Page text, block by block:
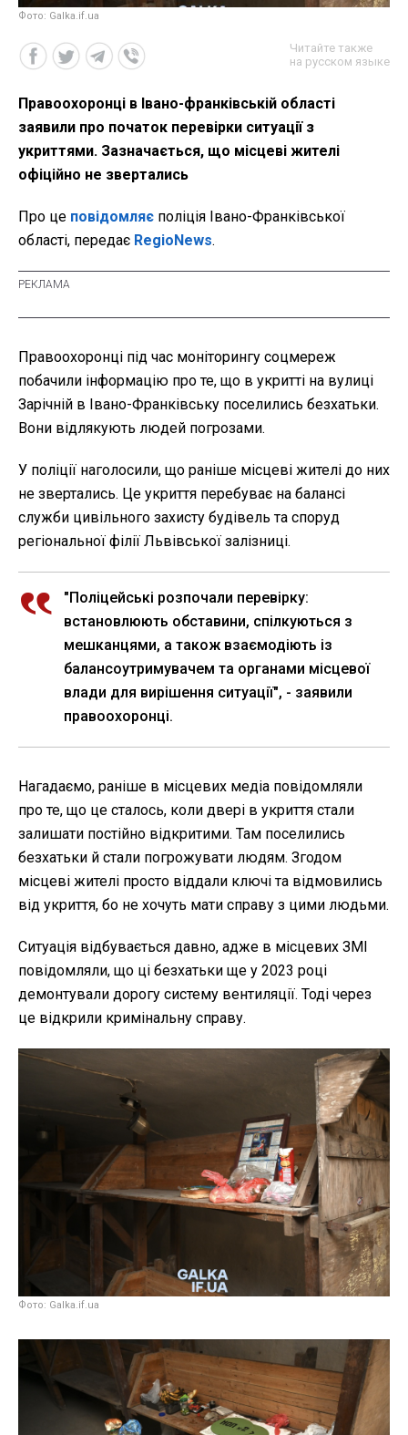
Фото: Galka.if.ua
Читайте также
на русском языке
Правоохоронці в Івано-франківській області
заявили про початок перевірки ситуації з
укриттями. Зазначається, що місцеві жителі
офіційно не звертались
Про це повідомляє поліція Івано-Франківської
області, передає RegioNews.
Правоохоронці під час моніторингу соцмереж
побачили інформацію про те, що в укритті на вулиці
Зарічній в Івано-Франківську поселились безхатьки.
Вони відлякують людей погрозами.
У поліції наголосили, що раніше місцеві жителі до них
не звертались. Це укриття перебуває на балансі
служби цивільного захисту будівель та споруд
регіональної філії Львівської залізниці.
"Поліцейські розпочали перевірку:
встановлюють обставини, спілкуються з
мешканцями, а також взаємодіють із
балансоутримувачем та органами місцевої
влади для вирішення ситуації", - заявили
правоохоронці.
Нагадаємо, раніше в місцевих медіа повідомляли
про те, що це сталось, коли двері в укриття стали
залишати постійно відкритими. Там поселились
безхатьки й стали погрожувати людям. Згодом
місцеві жителі просто віддали ключі та відмовились
від укриття, бо не хочуть мати справу з цими людьми.
Ситуація відбувається давно, адже в місцевих ЗМІ
повідомляли, що ці безхатьки ще у 2023 році
демонтували дорогу систему вентиляції. Тоді через
це відкрили кримінальну справу.
Фото: Galka.if.ua